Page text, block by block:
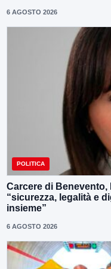
6 AGOSTO 2026
POLITICA
Carcere di
“sicurezza, legalità e
insieme”
6 AGOSTO 2026